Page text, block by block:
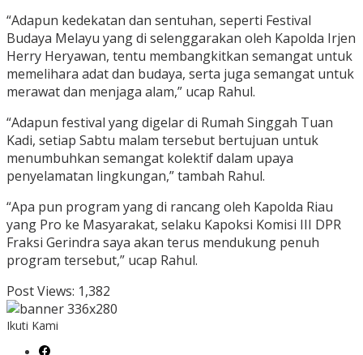
“Adapun kedekatan dan sentuhan, seperti Festival
Budaya Melayu yang di selenggarakan oleh Kapolda Irjen
Herry Heryawan, tentu membangkitkan semangat untuk
memelihara adat dan budaya, serta juga semangat untuk
merawat dan menjaga alam,” ucap Rahul.
“Adapun festival yang digelar di Rumah Singgah Tuan
Kadi, setiap Sabtu malam tersebut bertujuan untuk
menumbuhkan semangat kolektif dalam upaya
penyelamatan lingkungan,” tambah Rahul.
“Apa pun program yang di rancang oleh Kapolda Riau
yang Pro ke Masyarakat, selaku Kapoksi Komisi III DPR
Fraksi Gerindra saya akan terus mendukung penuh
program tersebut,” ucap Rahul.
Post Views: 1,382
Ikuti Kami